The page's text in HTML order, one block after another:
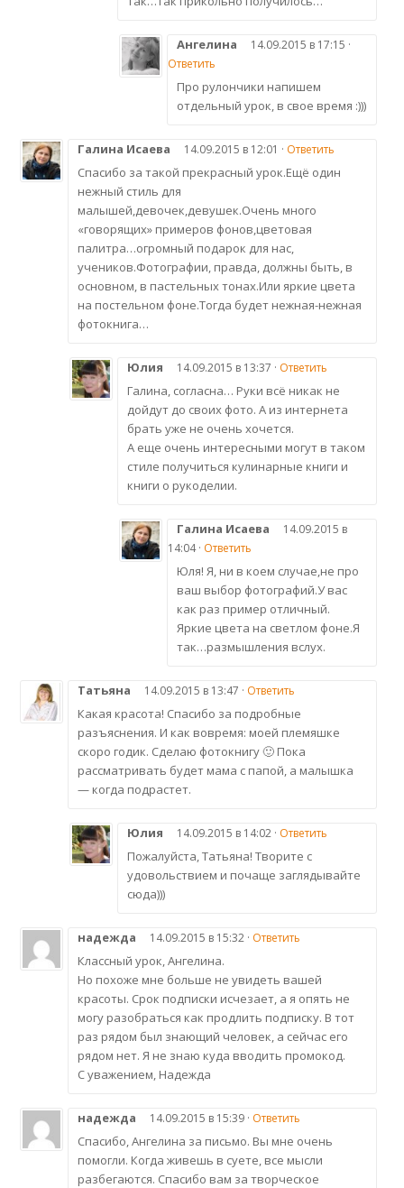
Ангелина
14.09.2015 в 17:15 ·
Ответить
Про рулончики напишем
отдельный урок, в свое время :)))
Галина Исаева 14.09.2015 в 12:01 · Ответить
Спасибо за такой прекрасный урок.Ещё один
нежный стиль для
малышей,девочек,девушек.Очень много
«говорящих» примеров фонов,цветовая
палитра…огромный подарок для нас,
учеников.Фотографии, правда, должны быть, в
основном, в пастельных тонах.Или яркие цвета
на постельном фоне.Тогда будет нежная-нежная
фотокнига…
Юлия 14.09.2015 в 13:37 · Ответить
Галина, согласна… Руки всё никак не
дойдут до своих фото. А из интернета
брать уже не очень хочется.
А еще очень интересными могут в таком
стиле получиться кулинарные книги и
книги о рукоделии.
Галина Исаева
14.09.2015 в
14:04 · Ответить
Юля! Я, ни в коем случае,не про
ваш выбор фотографий.У вас
как раз пример отличный.
Яркие цвета на светлом фоне.Я
так…размышления вслух.
Татьяна 14.09.2015 в 13:47 · Ответить
Какая красота! Спасибо за подробные
разъяснения. И как вовремя: моей племяшке
скоро годик. Сделаю фотокнигу 🙂 Пока
рассматривать будет мама с папой, а малышка
— когда подрастет.
Юлия 14.09.2015 в 14:02 · Ответить
Пожалуйста, Татьяна! Творите с
удовольствием и почаще заглядывайте
сюда)))
надежда 14.09.2015 в 15:32 · Ответить
Классный урок, Ангелина.
Но похоже мне больше не увидеть вашей
красоты. Срок подписки исчезает, а я опять не
могу разобраться как продлить подписку. В тот
раз рядом был знающий человек, а сейчас его
рядом нет. Я не знаю куда вводить промокод.
С уважением, Надежда
надежда 14.09.2015 в 15:39 · Ответить
Спасибо, Ангелина за письмо. Вы мне очень
помогли. Когда живешь в суете, все мысли
разбегаются. Спасибо вам за творческое